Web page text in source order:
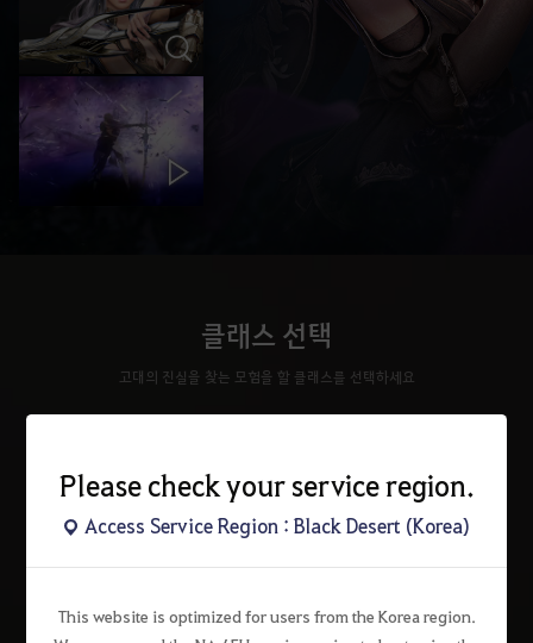
Please check your service region.
Access Service Region : Black Desert (Korea)
This website is optimized for users from the Korea region.
클래스 선택
고대의 진실을 찾는 모험을 할 클래스를 선택하세요
소서러